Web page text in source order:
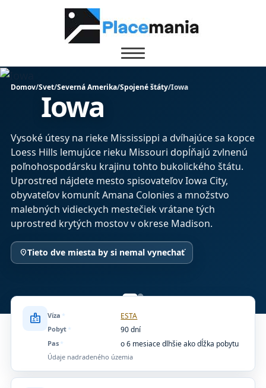
Domov/Svet/Severná Amerika/Spojené štáty/Iowa
Iowa
Vysoké útesy na rieke Mississippi a dvíhajúce sa kopce
Loess Hills lemujúce rieku Missouri dopĺňajú zvlnenú
poľnohospodársku krajinu tohto bukolického štátu.
Uprostred nájdete mesto spisovateľov Iowa City,
obyvateľov komunít Amana Colonies a množstvo
malebných vidieckych mestečiek vrátane tých
uprostred krytých mostov v okrese Madison.
location_onTieto dve miesta by si nemal vynechať
badge Víza * ESTA
Pobyt * 90 dní
Pas * o 6 mesiace dlhšie ako dĺžka pobytu
Údaje nadradeného územia